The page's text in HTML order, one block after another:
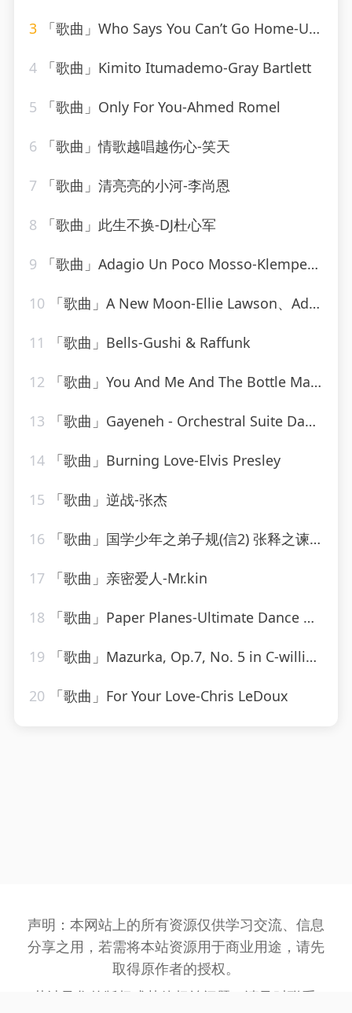
3 「歌曲」Who Says You Can’t Go Home-Ultimate Dance Hits(1)
4 「歌曲」Kimito Itumademo-Gray Bartlett
5 「歌曲」Only For You-Ahmed Romel
6 「歌曲」情歌越唱越伤心-笑天
7 「歌曲」清亮亮的小河-李尚恩
8 「歌曲」此生不换-DJ杜心军
9 「歌曲」Adagio Un Poco Mosso-Klemperer Barenboim
10 「歌曲」A New Moon-Ellie Lawson、Adrian&Raz
11 「歌曲」Bells-Gushi & Raffunk
12 「歌曲」You And Me And The Bottle Makes 3 Tonight (Baby) [made popular by Big Bad Voodoo Daddy] [vocal version]
13 「歌曲」Gayeneh - Orchestral Suite Dance of the old men and women-Philharmonia Orchestra、milton katims
14 「歌曲」Burning Love-Elvis Presley
15 「歌曲」逆战-张杰
16 「歌曲」国学少年之弟子规(信2) 张释之谏用上林尉的故事-逸思静巧
17 「歌曲」亲密爱人-Mr.kin
18 「歌曲」Paper Planes-Ultimate Dance Hits
19 「歌曲」Mazurka, Op.7, No. 5 in C-william kapell、Frédéric Chopin
20 「歌曲」For Your Love-Chris LeDoux
声明：本网站上的所有资源仅供学习交流、信息
分享之用，若需将本站资源用于商业用途，请先
取得原作者的授权。
若涉及您的版权或其他权益问题，请及时联系: